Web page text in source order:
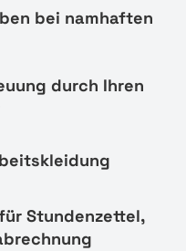
bei namhaften
durch Ihren
Stundenzettel,